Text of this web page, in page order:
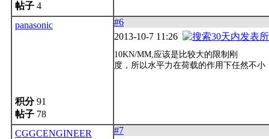
帖子 4
panasonic
积分91
帖子 78
#6
2013-10-7 11:26
10KN/MM,应该是比较大的限制刚
度，所以水平力在荷载的作用下任然不小
CGGCENGINEER
#7